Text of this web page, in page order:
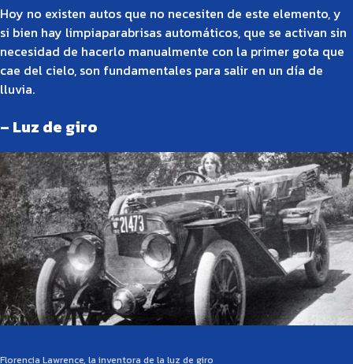
Hoy no existen autos que no necesiten de este elemento, y
si bien hay limpiaparabrisas automáticos, que se activan sin
necesidad de hacerlo manualmente con la primer gota que
cae del cielo, son fundamentales para salir en un día de
lluvia.
– Luz de giro
Florencia Lawrence, la inventora de la luz de giro